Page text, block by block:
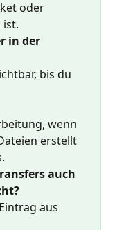
oder
ist.
in der
bis du
wenn
erstellt
auch
aus